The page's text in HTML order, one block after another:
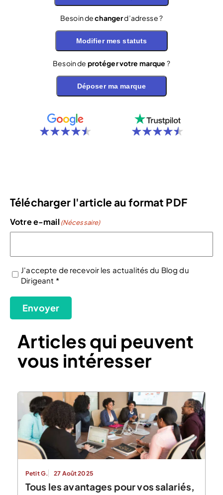
Besoin dechangerd’adresse ?
Modifier mes statuts
Besoin de protéger votre marque ?
Déposer ma marque
Télécharger l'article au format PDF
Votre e-mail (Nécessaire)
(Nécessaire)
J'accepte de recevoir les actualités du Blog du
Dirigeant *
Envoyer
Articles qui peuvent
vous intéresser
Petit G. 27 Août 2025
Tous les avantages pour vos salariés,